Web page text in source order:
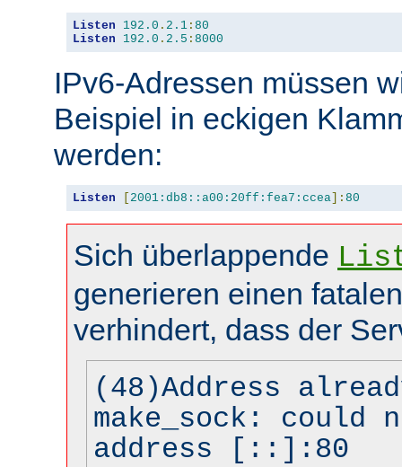
Listen 192.0 . 2.1 : 80
Listen
192.0 . 2.5 : 8000
IPv6-Adressen müssen
Beispiel in eckigen
werden:
Listen [ 2001:db8::a00:20ff:fea7:ccea]: 80
Sich überlappende
generieren einen
verhindert, dass der
(48)Address
make_sock: could
address [::]:80